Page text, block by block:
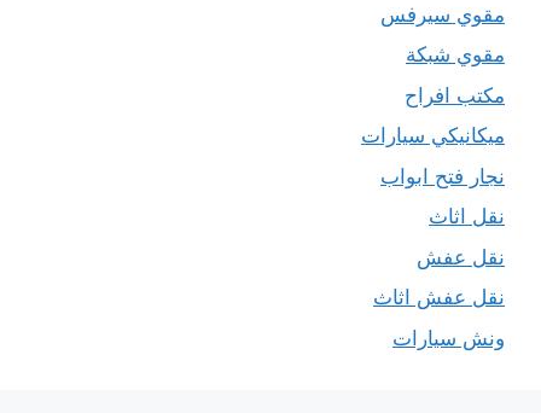
مقوي سيرفس
مقوي شبكة
مكتب افراح
ميكانيكي سيارات
نجار فتح ابواب
نقل اثاث
نقل عفش
نقل عفش اثاث
ونش سيارات